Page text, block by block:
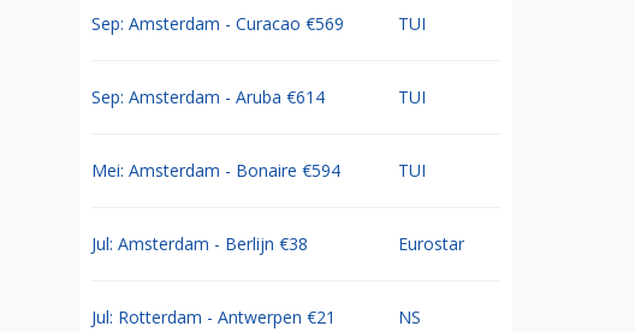
Sep: Amsterdam - Curacao €569 TUI
Sep: Amsterdam - Aruba €614 TUI
Mei: Amsterdam - Bonaire €594 TUI
Jul: Amsterdam - Berlijn €38 Eurostar
Jul: Rotterdam - Antwerpen €21 NS